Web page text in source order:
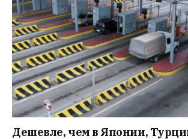
Дешевле, чем в Японии,